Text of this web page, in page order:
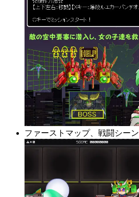
ファーストマップ、戦闘シーン